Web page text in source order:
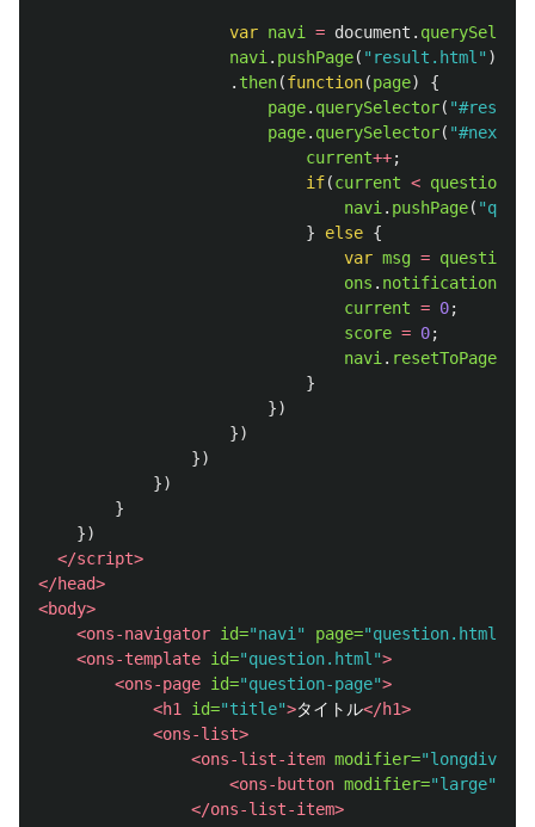
var navi = document .
navi . pushPage( " result.html " )
. then(function(page)
{
page. querySelector( "
page. querySelector( "#next-
current++;
if(current < questions
navi . pushPage( "
}
else {
var msg = questions
ons . notification
current = 0;
score = 0;
navi . resetToPage
}
})
})
})
})
}
})
</script>
</head>
<body>
<ons-navigator id="navi" page="question.html"
<ons-template id="question.html">
<ons-page id="question-page">
<h1
id="title">タイトル</h1>
<ons-list>
<ons-list-item modifier=
<ons-button modifier="large"
</ons-list-item>